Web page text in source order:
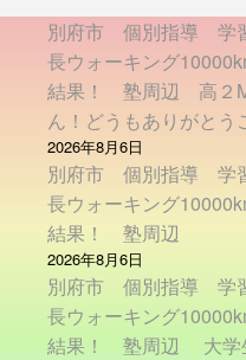
別府市 個別指導 学
長ウォーキング
結果！ 塾周辺 高２
ん！どうもありがとう
2026年8月6日
別府市 個別指導 学
長ウォーキング
結果！ 塾周辺
2026年8月6日
別府市 個別指導 学
長ウォーキング
結果！ 塾周辺 大学